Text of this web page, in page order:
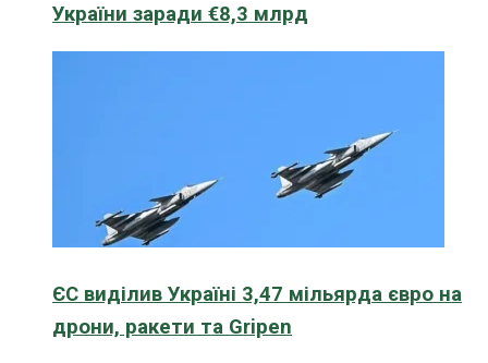
України заради €8,3 млрд
ЄС виділив Україні 3,47 мільярда євро на
дрони, ракети та Gripen